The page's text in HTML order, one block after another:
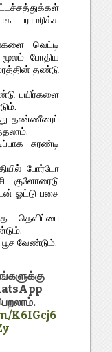
பராமரிக்க
வெட்டி
போதிய
தண்டு
பயிர்களை
தண்ணீரைப்
சுரண்டி
போர்டோ
குளோரைடு
ஓட்டு பசை
தெளிப்பை
பூச வேண்டும்.
K6IGcj6